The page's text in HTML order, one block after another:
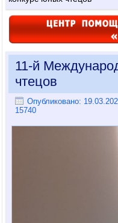
11-й
чтецов
Опубликовано:
15740